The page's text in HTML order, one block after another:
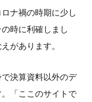
ナ禍の時期に少し
時に利確しまし
があります。
決算資料以外のデ
「ここのサイトで